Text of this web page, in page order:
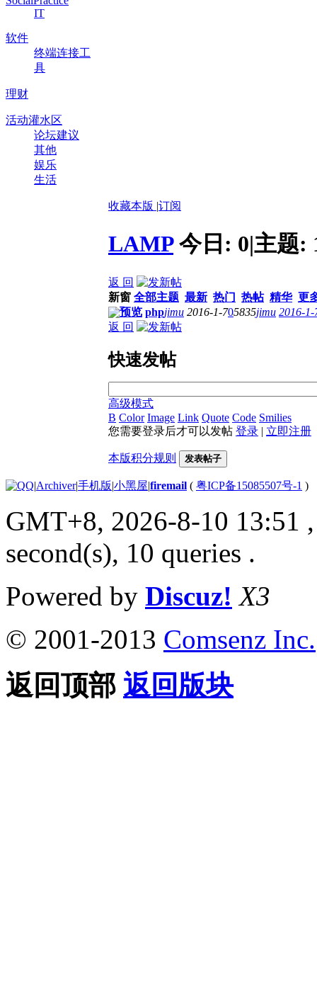
IT
软件
终端连接工
具
理财
活动灌水区
论坛建议
其他
娱乐
生活
收藏本版 |订阅
LAMP 今日: 0|主题:
返 回
新窗 全部主题 最新 热门 热帖 精华 更
预览 phpjimu 2016-1-705835jimu 2016-1-
返 回
快速发帖
高级模式
B Color Image Link Quote Code Smilies
您需要登录后才可以发帖 登录 | 立即注册
本版积分规则 发表帖子
|Archiver|手机版|小黑屋|firemail ( 粤ICP备15085507号-1 )
GMT+8, 2026-8-10 13:51
second(s), 10 queries .
Powered by Discuz! X3
© 2001-2013 Comsenz Inc.
返回顶部 返回版块